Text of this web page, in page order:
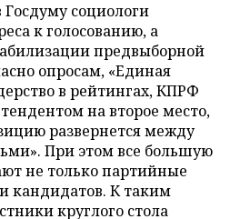
социологи
к голосованию, а
предвыборной
опросам, «Единая
в рейтингах, КПРФ
на второе место,
развернется между
При этом все большую
не только партийные
кандидатов. К таким
круглого стола